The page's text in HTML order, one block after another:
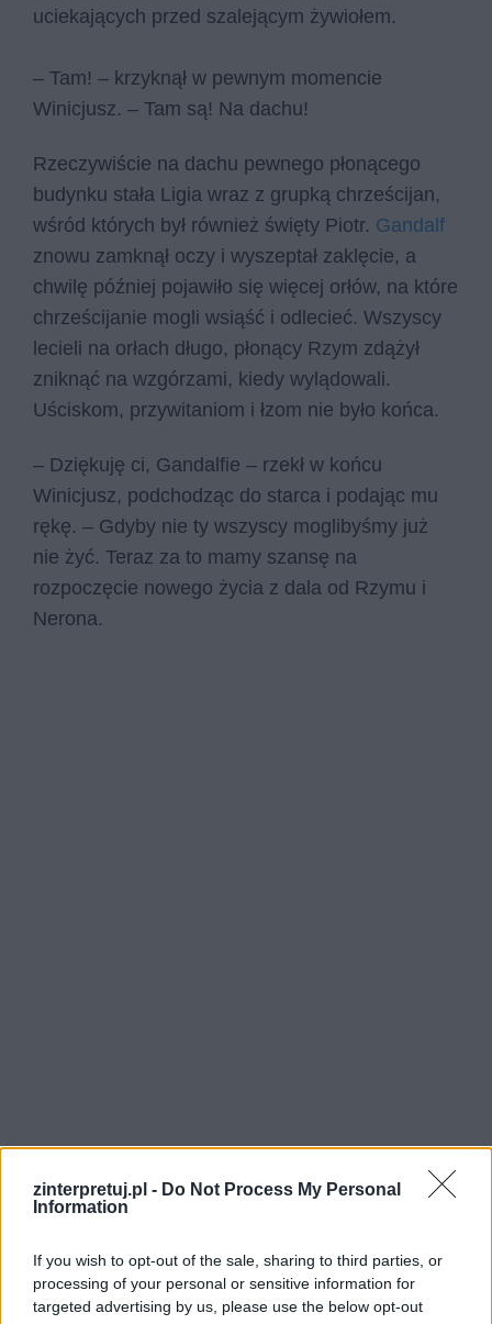
zinterpretuj.pl - Do Not Process My Personal
Information
If you wish to opt-out of the sale, sharing to third parties, or
processing of your personal or sensitive information for
targeted advertising by us, please use the below opt-out
uciekających przed szalejącym żywiołem.
– Tam! – krzyknął w pewnym momencie
Winicjusz. – Tam są! Na dachu!
Rzeczywiście na dachu pewnego płonącego
budynku stała Ligia wraz z grupką chrześcijan,
wśród których był również święty Piotr. Gandalf
znowu zamknął oczy i wyszeptał zaklęcie, a
chwilę później pojawiło się więcej orłów, na które
chrześcijanie mogli wsiąść i odlecieć. Wszyscy
lecieli na orłach długo, płonący Rzym zdążył
zniknąć na wzgórzami, kiedy wylądowali.
Uściskom, przywitaniom i łzom nie było końca.
– Dziękuję ci, Gandalfie – rzekł w końcu
Winicjusz, podchodząc do starca i podając mu
rękę. – Gdyby nie ty wszyscy moglibyśmy już
nie żyć. Teraz za to mamy szansę na
rozpoczęcie nowego życia z dala od Rzymu i
Nerona.
– Doceńcie waszą szansę – odrzekł Gandalf z
uśmiechem i wsiadł z powrotem na grzbiet orła,
Grupa orłów z Gandalfem na czele odleciała, a